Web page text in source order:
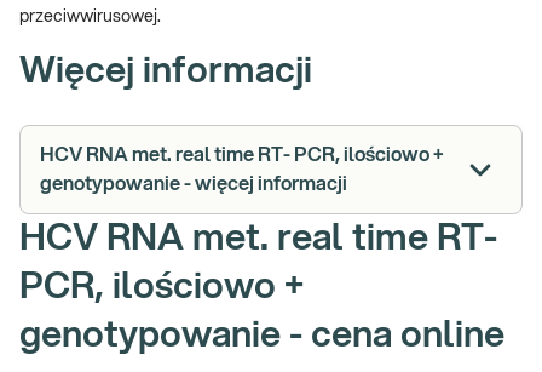
przeciwwirusowej.
Więcej informacji
HCV RNA met. real time RT- PCR, ilościowo +
genotypowanie - więcej informacji
HCV RNA met. real time RT-
PCR, ilościowo +
genotypowanie - cena online